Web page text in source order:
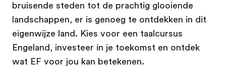
bruisende steden tot de prachtig glooiende
landschappen, er is genoeg te ontdekken in dit
eigenwijze land. Kies voor een taalcursus
Engeland, investeer in je toekomst en ontdek
wat EF voor jou kan betekenen.